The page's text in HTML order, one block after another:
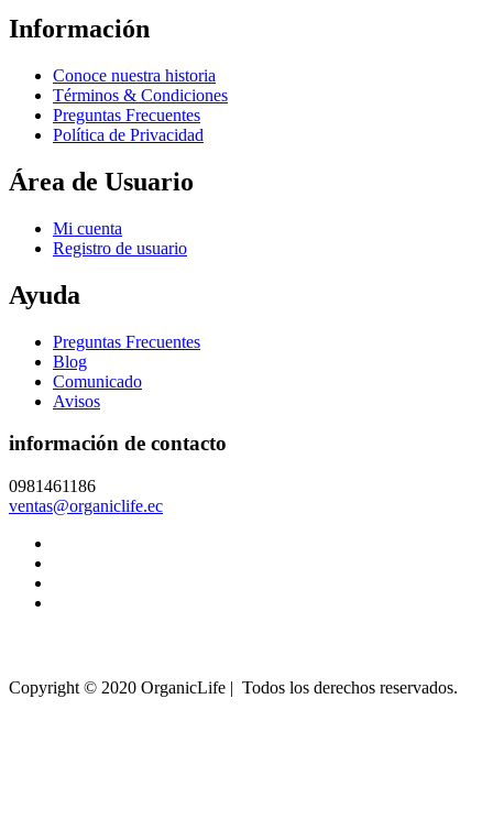
Información
Conoce nuestra historia
Términos & Condiciones
Preguntas Frecuentes
Política de Privacidad
Área de Usuario
Mi cuenta
Registro de usuario
Ayuda
Preguntas Frecuentes
Blog
Comunicado
Avisos
información de contacto
0981461186
ventas@organiclife.ec
Copyright © 2020 OrganicLife | Todos los derechos reservados.